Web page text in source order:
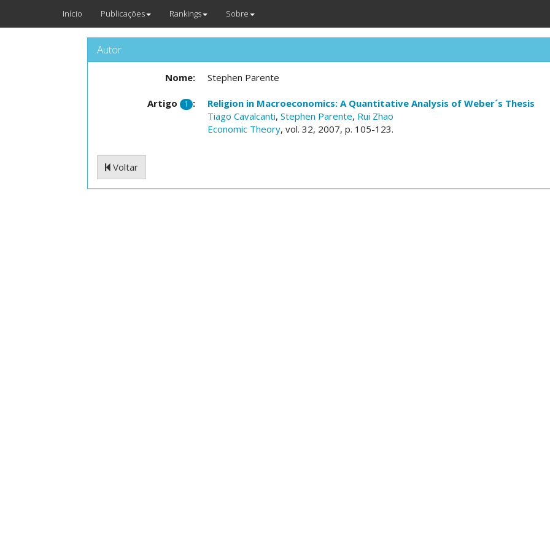
Início Publicações Rankings Sobre
Autor
Nome: Stephen Parente
Artigo 1 :
Religion in Macroeconomics: A Quantitative Analysis of Weber´s Thesis
Tiago Cavalcanti, Stephen Parente, Rui Zhao
Economic Theory, vol. 32, 2007, p. 105-123.
Voltar